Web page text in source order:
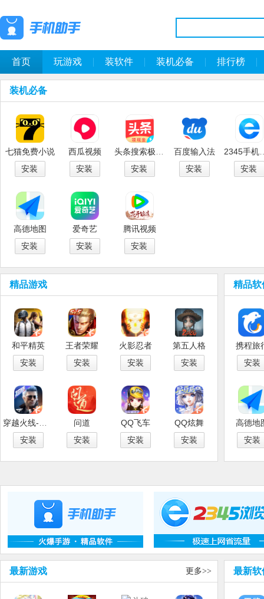
首页 玩游戏 装软件 装机必备 排行榜
装机必备
七猫免费小说
安装
西瓜视频
安装
安装
百度输入法
安装
安装
高德地图
安装
爱奇艺
安装
腾讯视频
安装
精品游戏
和平精英
安装
王者荣耀
安装
火影忍者
安装
第五人格
安装
安装
问道
安装
QQ飞车
安装
QQ炫舞
安装
精品软
携程旅
安装
高德地
安装
最新游戏 更多>> 最新软